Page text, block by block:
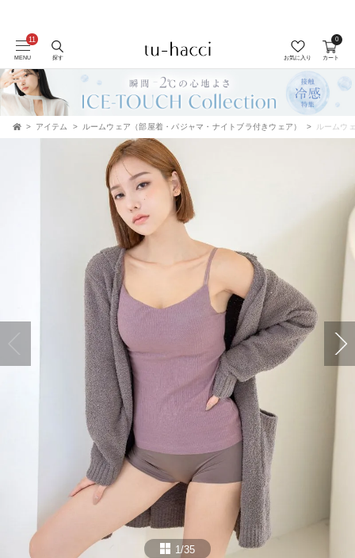
MENU 探す お気に入り カート
0
アイテム ルームウェア（部屋着・パジャマ・ナイトブラ付きウェア） ルームウ
1/35